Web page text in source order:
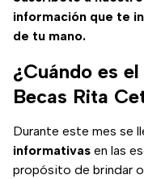
información que te
de tu mano.
¿Cuándo es
Becas Rita
Durante este mes se
informativas en las
propósito de brindar